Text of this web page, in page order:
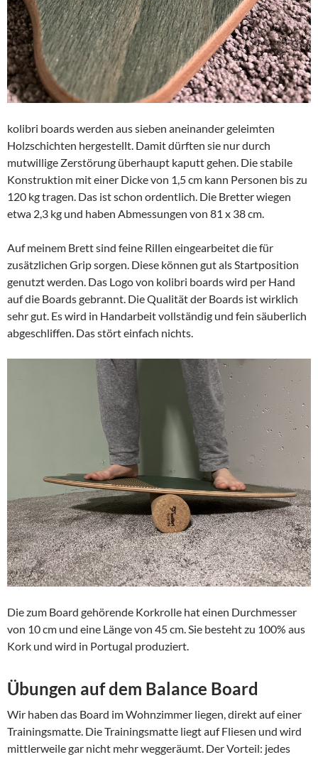
kolibri boards werden aus sieben aneinander geleimten
Holzschichten hergestellt. Damit dürften sie nur durch
mutwillige Zerstörung überhaupt kaputt gehen. Die stabile
Konstruktion mit einer Dicke von 1,5 cm kann Personen bis zu
120 kg tragen. Das ist schon ordentlich. Die Bretter wiegen
etwa 2,3 kg und haben Abmessungen von 81 x 38 cm.
Auf meinem Brett sind feine Rillen eingearbeitet die für
zusätzlichen Grip sorgen. Diese können gut als Startposition
genutzt werden. Das Logo von kolibri boards wird per Hand
auf die Boards gebrannt. Die Qualität der Boards ist wirklich
sehr gut. Es wird in Handarbeit vollständig und fein säuberlich
abgeschliffen. Das stört einfach nichts.
Die zum Board gehörende Korkrolle hat einen Durchmesser
von 10 cm und eine Länge von 45 cm. Sie besteht zu 100% aus
Kork und wird in Portugal produziert.
Übungen auf dem Balance Board
Wir haben das Board im Wohnzimmer liegen, direkt auf einer
Trainingsmatte. Die Trainingsmatte liegt auf Fliesen und wird
mittlerweile gar nicht mehr weggeräumt. Der Vorteil: jedes